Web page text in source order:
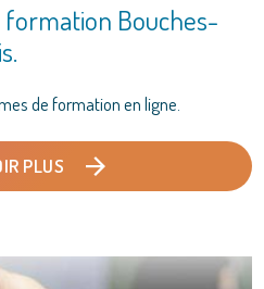
Bouches-
de formation en ligne.
PLUS